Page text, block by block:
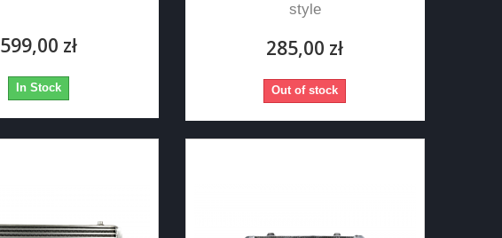
599,00 zł
In Stock
style
285,00 zł
Out of stock